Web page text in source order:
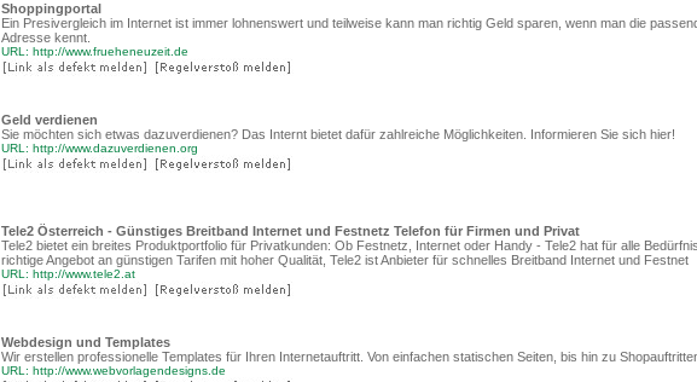
Shoppingportal
Ein Presivergleich im Internet ist immer lohnenswert und teilweise kann man richtig Geld sparen, wenn man die
Adresse kennt.
URL: http://www.frueheneuzeit.de
Geld verdienen
Sie möchten sich etwas dazuverdienen? Das Internt bietet dafür zahlreiche Möglichkeiten. Informieren Sie sich hier!
URL: http://www.dazuverdienen.org
Tele2 Österreich - Günstiges Breitband Internet und Festnetz Telefon für Firmen und Privat
Tele2 bietet ein breites Produktportfolio für Privatkunden: Ob Festnetz, Internet oder Handy - Tele2 hat für alle
richtige Angebot an günstigen Tarifen mit hoher Qualität, Tele2 ist Anbieter für schnelles Breitband Internet und Festnet
URL: http://www.tele2.at
Webdesign und Templates
Wir erstellen professionelle Templates für Ihren Internetauftritt. Von einfachen statischen Seiten, bis hin zu
URL: http://www.webvorlagendesigns.de